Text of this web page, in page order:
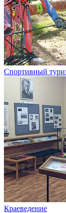
Спортивный
Краеведение